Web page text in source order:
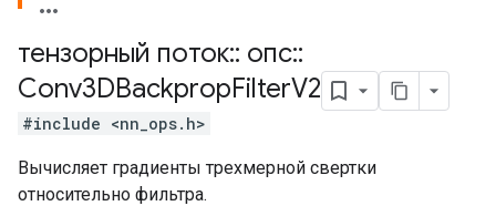
тензорный поток:: опс::
Conv3DBackpropFilterV2
#include <nn_ops.h>
Вычисляет градиенты трехмерной свертки
относительно фильтра.